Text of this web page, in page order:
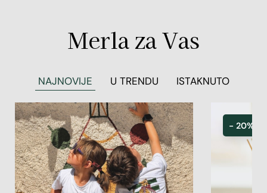
Merla za Vas
NAJNOVIJE U TRENDU ISTAKNUTO
- 20%